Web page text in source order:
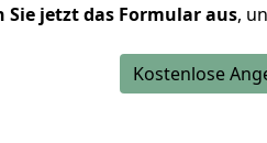
Sie jetzt das Formular aus,
Kostenlose